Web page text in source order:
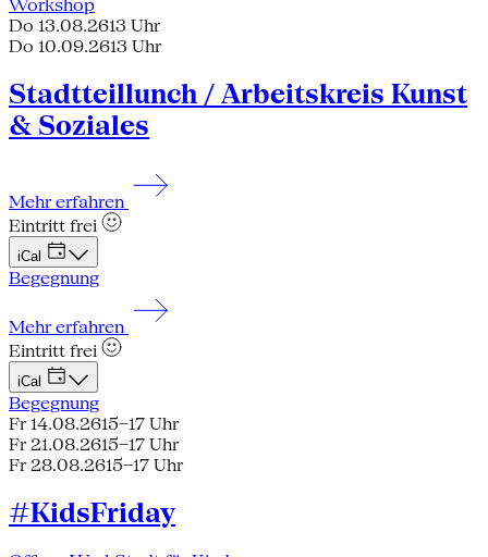
Workshop
Do 13.08.2613 Uhr
Do 10.09.2613 Uhr
Stadtteillunch / Arbeitskreis Kunst
& Soziales
Mehr erfahren
Eintritt frei
iCal
Begegnung
Mehr erfahren
Eintritt frei
iCal
Begegnung
Fr 14.08.2615–17 Uhr
Fr 21.08.2615–17 Uhr
Fr 28.08.2615–17 Uhr
#KidsFriday